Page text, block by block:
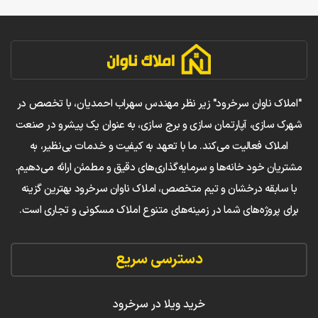
"املاک ناوان سرخرود" زیر نظر مهندس سهراب احمدیان، با تخصص در
شهرک سازی، آپارتمان سازی و برج سازی، به عنوان یک پیشرو در صنعت
املاک فعالیت می‌کند. ما با تعهد به کیفیت و خدمات بی‌نظیر، به
مشتریان خود خانه‌ها و سرمایه‌گذاری‌های دقیق و مطمئن ارائه می‌دهیم.
با سابقه درخشان و تیم متخصص، املاک ناوان سرخرود بهترین گزینه
برای پروژه‌های شما در زمینه‌های متنوع املاک مسکونی و تجاری است.
دسترسی سریع
خرید ویلا در سرخرود